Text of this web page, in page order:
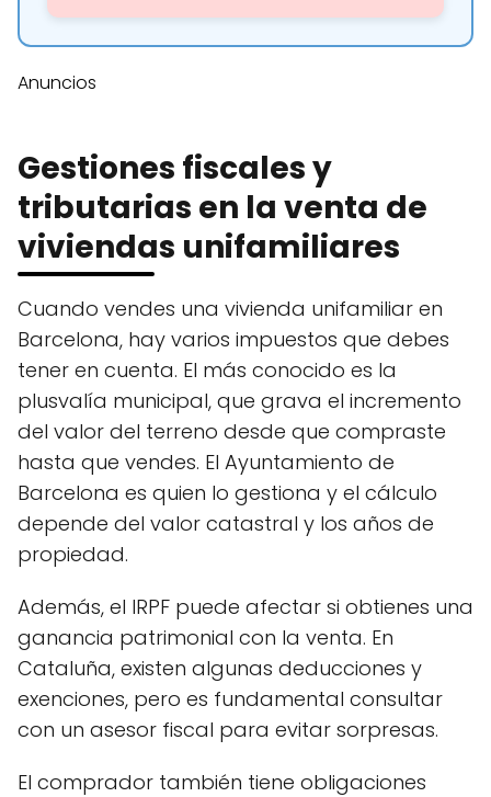
Anuncios
Gestiones fiscales y
tributarias en la venta de
viviendas unifamiliares
Cuando vendes una vivienda unifamiliar en
Barcelona, hay varios impuestos que debes
tener en cuenta. El más conocido es la
plusvalía municipal, que grava el incremento
del valor del terreno desde que compraste
hasta que vendes. El Ayuntamiento de
Barcelona es quien lo gestiona y el cálculo
depende del valor catastral y los años de
propiedad.
Además, el IRPF puede afectar si obtienes una
ganancia patrimonial con la venta. En
Cataluña, existen algunas deducciones y
exenciones, pero es fundamental consultar
con un asesor fiscal para evitar sorpresas.
El comprador también tiene obligaciones